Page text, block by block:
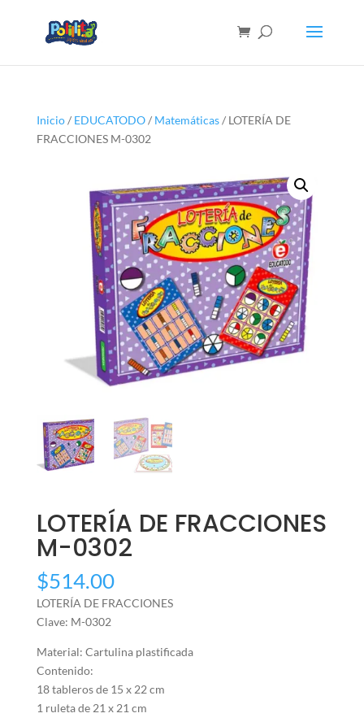
Inicio/ EDUCATODO/ Matemáticas/ LOTERÍA DE
FRACCIONES M-0302
LOTERÍA DE FRACCIONES
M-0302
$514.00
LOTERÍA DE FRACCIONES
Clave: M-0302
Material: Cartulina plastificada
Contenido:
18 tableros de 15 x 22 cm
1 ruleta de 21 x 21 cm